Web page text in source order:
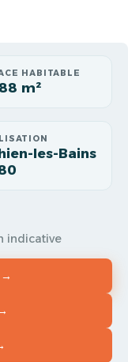
HABITABLE
m²
les-Bains
indicative